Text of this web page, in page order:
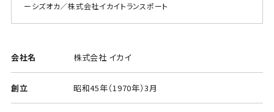
ーシズオカ／株式会社イカイトランスポート
会社名 株式会社 イカイ
創立 昭和45年（1970年）3月